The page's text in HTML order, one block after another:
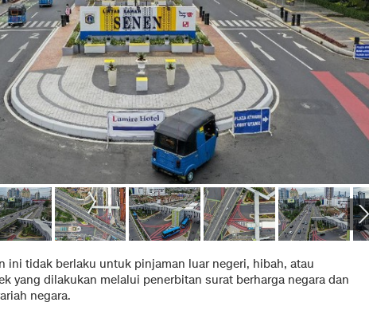
ini tidak berlaku untuk pinjaman luar negeri, hibah, atau
yang dilakukan melalui penerbitan surat berharga negara dan
negara.